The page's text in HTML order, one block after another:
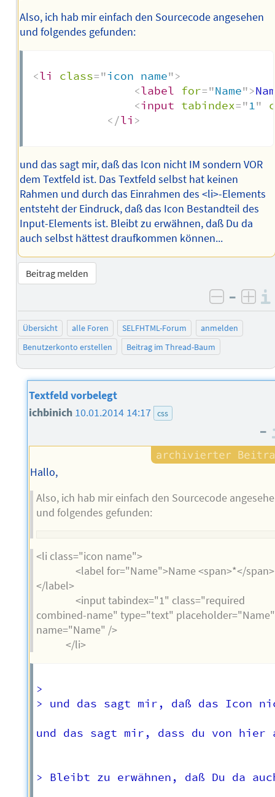
Also, ich hab mir einfach den Sourcecode angesehen
und folgendes gefunden:
<li class="icon name">
<label for="Name">
<input tabindex="1"
</li >
und das sagt mir, daß das Icon nicht IM sondern VOR
dem Textfeld ist. Das Textfeld selbst hat keinen
Rahmen und durch das Einrahmen des <li>-Elements
entsteht der Eindruck, daß das Icon Bestandteil des
Input-Elements ist. Bleibt zu erwähnen, daß Du da
auch selbst hättest draufkommen können...
Beitrag melden
negativ
–
Übersicht alle Foren SELFHTML-Forum
anmelden
Benutzerkonto erstellen
Beitrag im Thread-Baum
Textfeld vorbelegt
ichbinich 10.01.2014 14:17 css
–
Hallo,
Also, ich hab mir einfach den Sourcecode
und folgendes gefunden:
<li class="icon name">
<label for="Name">Name <span>*</span>
</label>
<input tabindex="1" class="required
combined-name" type="text" placeholder="Name"
name="Name" />
</li>
>
> und das sagt mir, daß das Icon
und das sagt mir, dass du von
> Bleibt zu erwähnen, daß Du da